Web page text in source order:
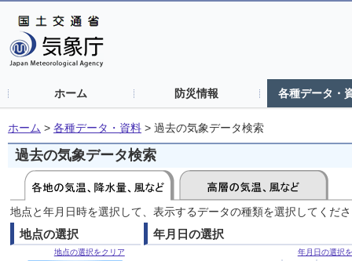
ホーム 防災情報 各種データ・
ホーム > 各種データ・資料 > 過去の気象データ検索
過去の気象データ検索
地点と年月日時を選択して、表示するデータの種類を選択してくだ
地点の選択
地点の選択をクリア
年月日の選択
年月日の選択